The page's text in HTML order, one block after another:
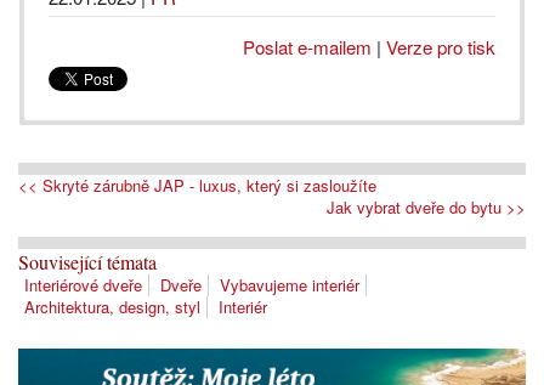
Poslat e-mailem | Verze pro tisk
<< Skryté zárubně JAP - luxus, který si zasloužíte
Jak vybrat dveře do bytu >>
Související témata
Interiérové dveře Dveře
Vybavujeme interiér
Architektura, design, styl
Interiér